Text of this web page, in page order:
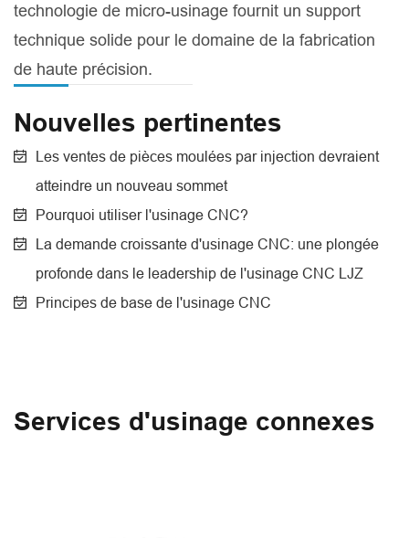
technologie de micro-usinage fournit un support
technique solide pour le domaine de la fabrication
de haute précision.
Nouvelles pertinentes
Les ventes de pièces moulées par injection devraient
atteindre un nouveau sommet
Pourquoi utiliser l'usinage CNC?
La demande croissante d'usinage CNC: une plongée
profonde dans le leadership de l'usinage CNC LJZ
Principes de base de l'usinage CNC
Services d'usinage connexes